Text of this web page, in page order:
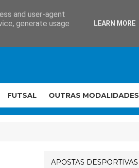
FUTSAL OUTRAS MODALIDADES
APOSTAS DESPORTIVAS
and user-agent
generate usage
LEARN MORE